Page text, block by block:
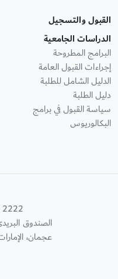
القبول والتسجيل
الدراسات الجامعية
البرامج المطروحة
إجراءات القبول العامة
الدليل الشامل للطلبة
دليل الطلبة
سياسة القبول في برامج
البكالوريوس
الصندوق
عجمان،